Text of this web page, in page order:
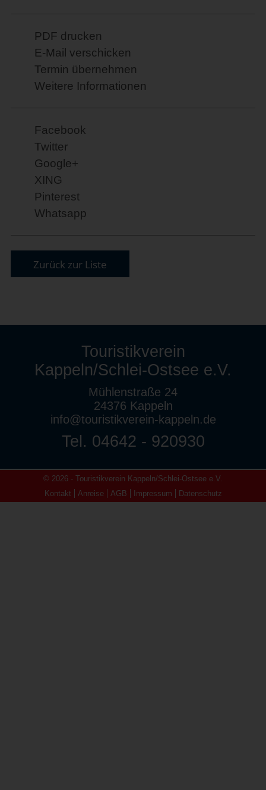
PDF drucken
E-Mail verschicken
Termin übernehmen
Weitere Informationen
Facebook
Twitter
Google+
XING
Pinterest
Whatsapp
Zurück zur Liste
Touristikverein
Kappeln/Schlei-Ostsee e.V.
Mühlenstraße 24
24376 Kappeln
info@touristikverein-kappeln.de
Tel. 04642 - 920930
© 2026 - Touristikverein Kappeln/Schlei-Ostsee e.V.
Kontakt
Anreise AGB Impressum Datenschutz